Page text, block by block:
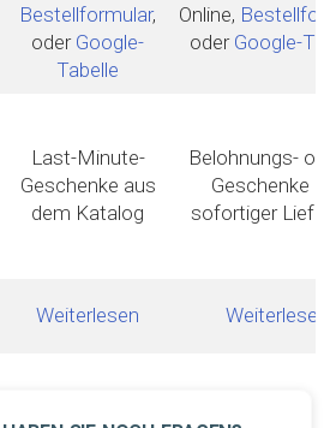
Bestellformular,
oder Google-
Tabelle
Online,
oder Google-
Last-Minute-
Geschenke aus
dem Katalog
Belohnungs-
Geschenke
sofortiger
Weiterlesen Weiterlesen